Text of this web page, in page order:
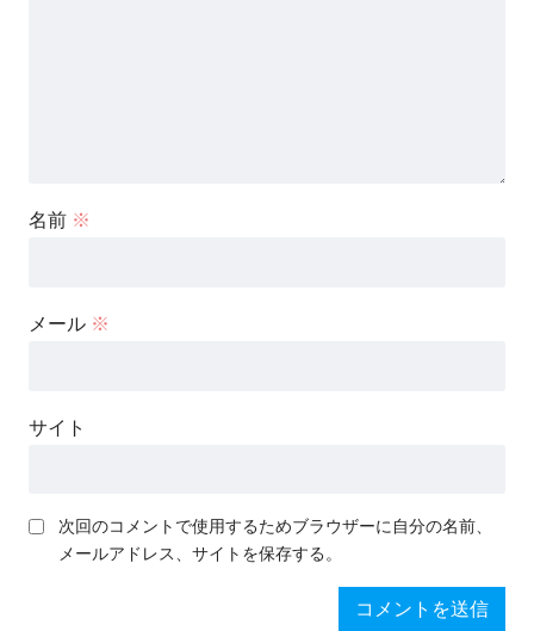
名前 ※
メール ※
サイト
次回のコメントで使用するためブラウザーに自分の名前、
メールアドレス、サイトを保存する。